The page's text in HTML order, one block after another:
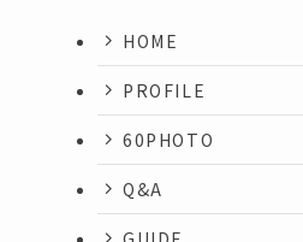
HOME
PROFILE
60PHOTO
Q&A